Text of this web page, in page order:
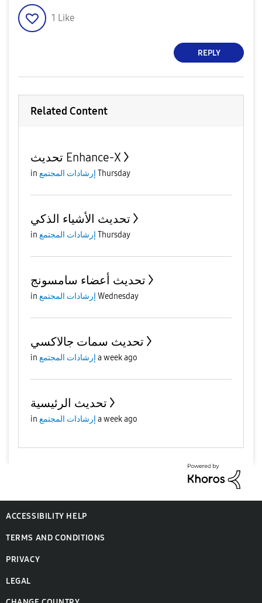
1 Like
REPLY
Related Content
تحديث Enhance-X
in إرشادات المجتمع Thursday
تحديث الأشياء الذكي
in إرشادات المجتمع Thursday
تحديث أعضاء سامسونج
in إرشادات المجتمع Wednesday
تحديث سمات جالاكسي
in إرشادات المجتمع a week ago
تحديث الرئيسية
in إرشادات المجتمع a week ago
ACCESSIBILITY HELP
TERMS AND CONDITIONS
PRIVACY
LEGAL